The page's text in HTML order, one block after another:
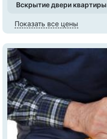
Вскрытие двери квартиры
Показать все цены